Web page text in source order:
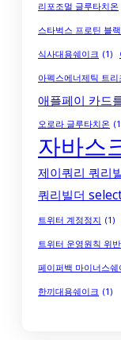
리포조멀 글루타치온
스타벅스 프로틴 블
식사대용쉐이크 (1)
아펙스에너제틱 트
애플페이 카드
오로라 글루타치온
자바스
제이쿼리 쿼리
쿼리빌더
트위터 계정정지 (1)
트위터 운영원칙 위반
페이퍼백 마이너스쉐
한끼대용쉐이크 (1)